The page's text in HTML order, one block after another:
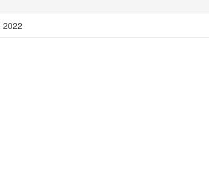
2022